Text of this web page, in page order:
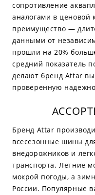
сопротивление
аналогами в ценовой
преимущество —
данными от
прошли на 20%
средний показатель
делают бренд Attar
проверенную
Бренд Attar
всесезонные шины
внедорожников и
транспорта. Летние
мокрой погоды, а
России. Популярные